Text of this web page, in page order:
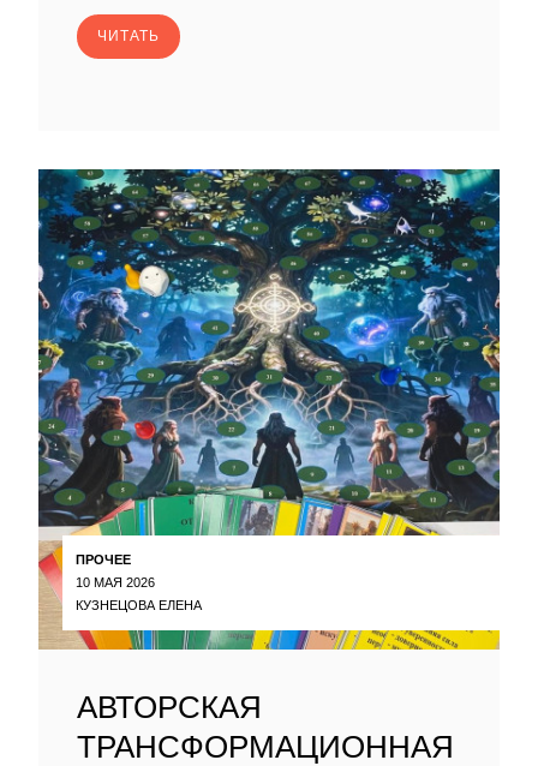
ЧИТАТЬ
ПРОЧЕЕ
10 МАЯ 2026
КУЗНЕЦОВА ЕЛЕНА
АВТОРСКАЯ
ТРАНСФОРМАЦИОННАЯ